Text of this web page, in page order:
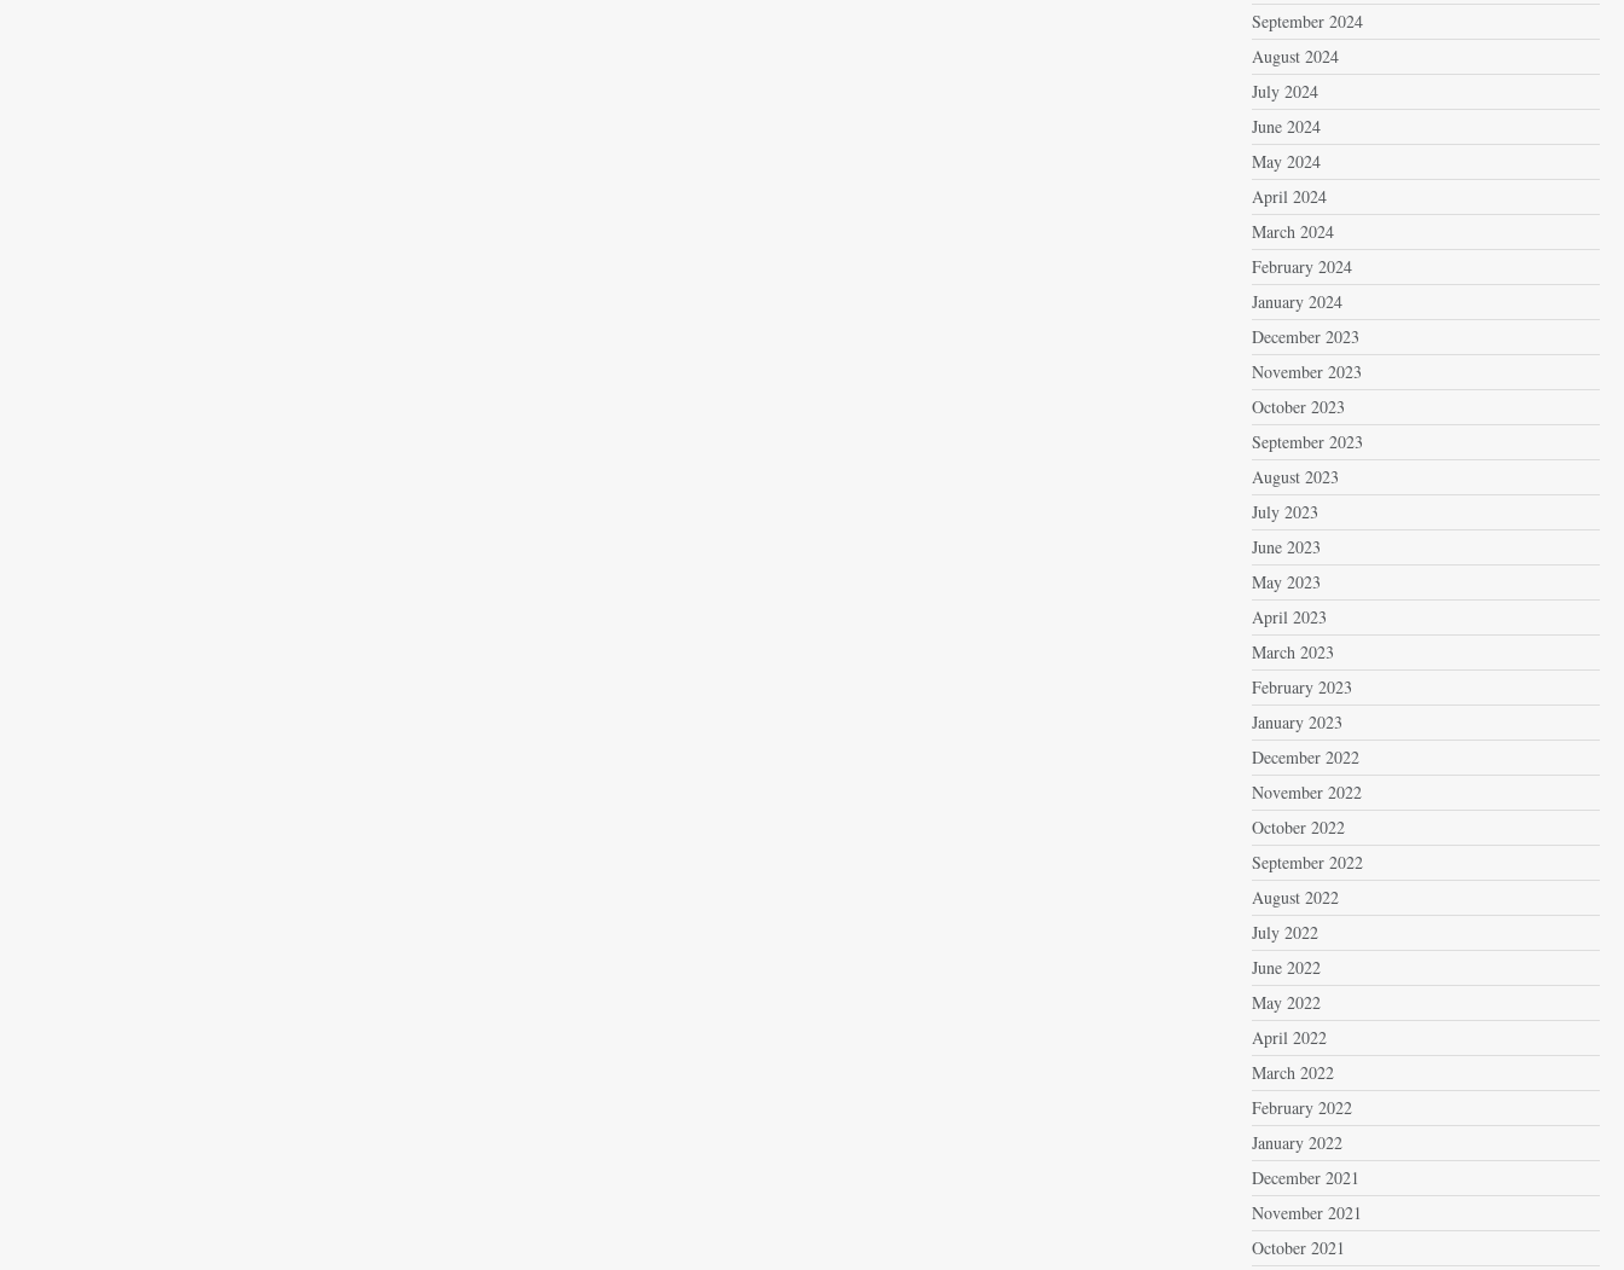
September 2024
August 2024
July 2024
June 2024
May 2024
April 2024
March 2024
February 2024
January 2024
December 2023
November 2023
October 2023
September 2023
August 2023
July 2023
June 2023
May 2023
April 2023
March 2023
February 2023
January 2023
December 2022
November 2022
October 2022
September 2022
August 2022
July 2022
June 2022
May 2022
April 2022
March 2022
February 2022
January 2022
December 2021
November 2021
October 2021